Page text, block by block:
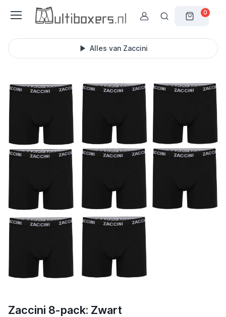
0
Alles van Zaccini
Zaccini 8-pack: Zwart